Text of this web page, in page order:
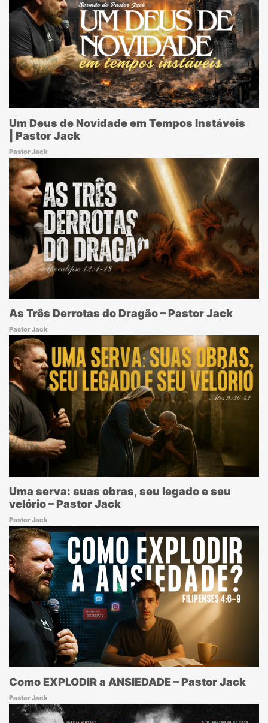
Um Deus de Novidade em Tempos Instáveis
| Pastor Jack
Pastor Jack
As Três Derrotas do Dragão – Pastor Jack
Pastor Jack
Uma serva: suas obras, seu legado e seu
velório – Pastor Jack
Pastor Jack
Como EXPLODIR a ANSIEDADE – Pastor Jack
Pastor Jack